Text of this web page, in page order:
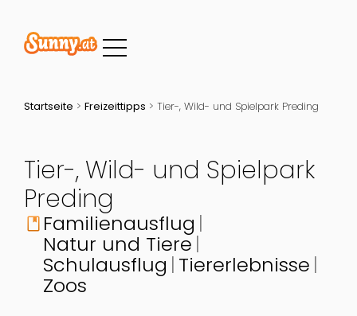
Startseite > Freizeittipps > Tier-, Wild- und Spielpark Preding
Tier-, Wild- und Spielpark
Preding
book Familienausflug
Natur und Tiere
Schulausflug Tiererlebnisse
Zoos